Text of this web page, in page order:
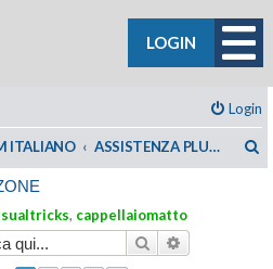
LOGIN
Login
ITALIANO ASSISTENZA PLUGIN C4DZONE
, cappellaiomatto
Cerca